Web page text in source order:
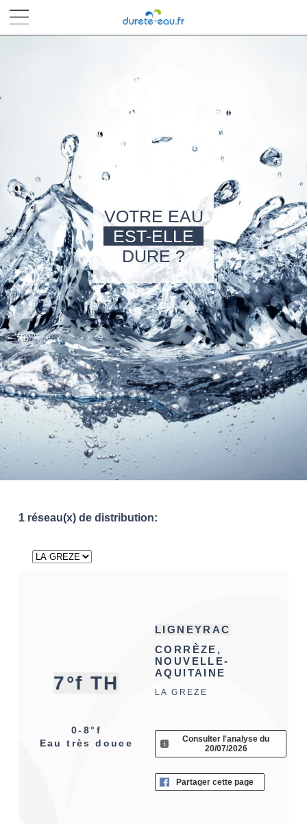
VOTRE EAU
EST-ELLE
DURE ?
1 réseau(x) de distribution:
7°f TH
0-8°f
Eau très douce
LIGNEYRAC
CORRÈZE,
NOUVELLE-
AQUITAINE
LA GREZE
Consulter l'analyse du
20/07/2026
Partager cette page